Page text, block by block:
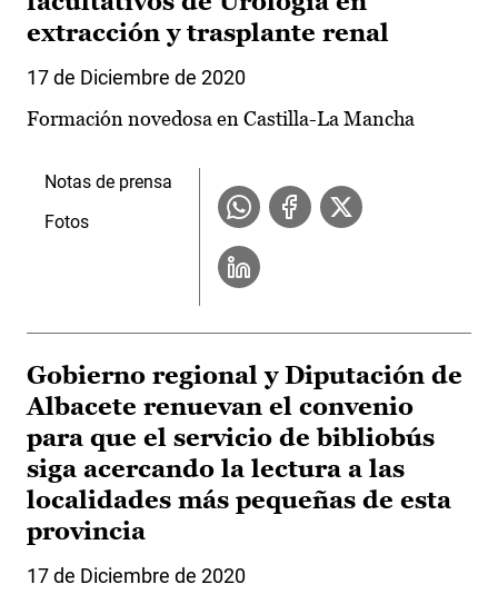
extracción y trasplante renal
17 de Diciembre de 2020
Formación novedosa en Castilla-La Mancha
Notas de prensa
Fotos
Gobierno regional y Diputación de
Albacete renuevan el convenio
para que el servicio de bibliobús
siga acercando la lectura a las
localidades más pequeñas de esta
provincia
17 de Diciembre de 2020